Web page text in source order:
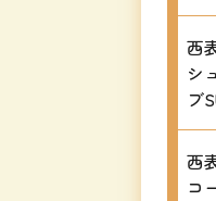
西
シ
ブ
西
コ